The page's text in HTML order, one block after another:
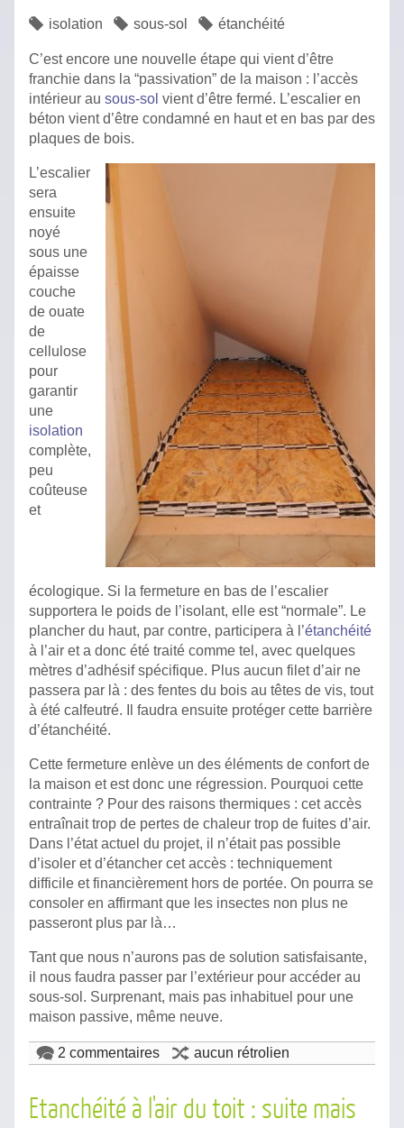
isolation sous-sol étanchéité
C’est encore une nouvelle étape qui vient d’être
franchie dans la “passivation” de la maison : l’accès
intérieur au sous-sol vient d’être fermé. L’escalier en
béton vient d’être condamné en haut et en bas par des
plaques de bois.
L’escalier
sera
ensuite
noyé
sous une
épaisse
couche
de ouate
de
cellulose
pour
garantir
une
isolation
complète,
peu
coûteuse
et
écologique. Si la fermeture en bas de l’escalier
supportera le poids de l’isolant, elle est “normale”. Le
plancher du haut, par contre, participera à l’étanchéité
à l’air et a donc été traité comme tel, avec quelques
mètres d’adhésif spécifique. Plus aucun filet d’air ne
passera par là : des fentes du bois au têtes de vis, tout
à été calfeutré. Il faudra ensuite protéger cette barrière
d’étanchéité.
Cette fermeture enlève un des éléments de confort de
la maison et est donc une régression. Pourquoi cette
contrainte ? Pour des raisons thermiques : cet accès
entraînait trop de pertes de chaleur trop de fuites d’air.
Dans l’état actuel du projet, il n’était pas possible
d’isoler et d’étancher cet accès : techniquement
difficile et financièrement hors de portée. On pourra se
consoler en affirmant que les insectes non plus ne
passeront plus par là…
Tant que nous n’aurons pas de solution satisfaisante,
il nous faudra passer par l’extérieur pour accéder au
sous-sol. Surprenant, mais pas inhabituel pour une
maison passive, même neuve.
2 commentaires aucun rétrolien
Etanchéité à l'air du toit : suite mais